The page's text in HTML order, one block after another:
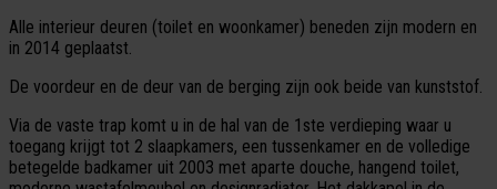
Alle interieur deuren (toilet en woonkamer) beneden zijn modern en
in 2014 geplaatst.
De voordeur en de deur van de berging zijn ook beide van kunststof.
Via de vaste trap komt u in de hal van de 1ste verdieping waar u
toegang krijgt tot 2 slaapkamers, een tussenkamer en de volledige
betegelde badkamer uit 2003 met aparte douche, hangend toilet,